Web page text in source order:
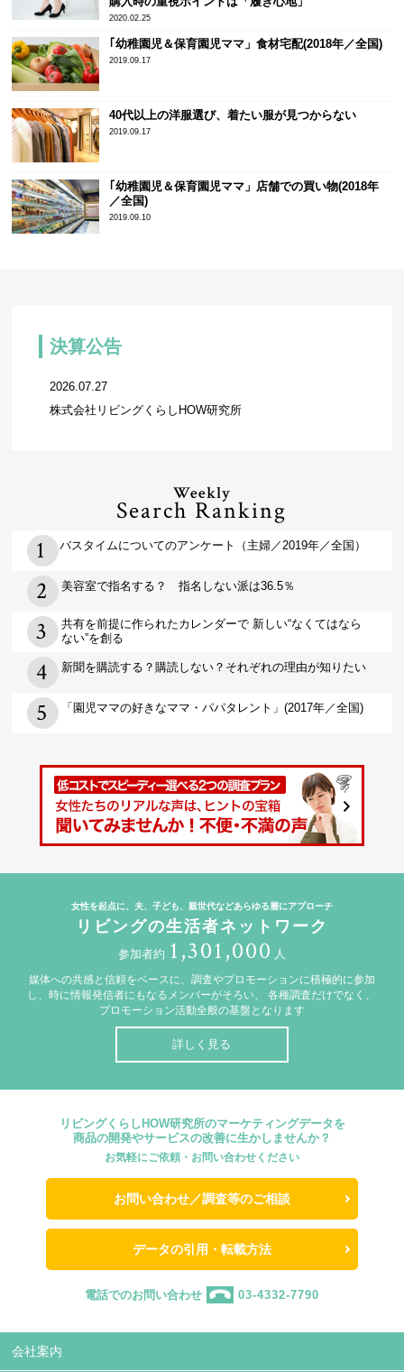
2020.02.25
｢幼稚園児＆保育園児ママ」食材宅配(2018年／全国)
2019.09.17
40代以上の洋服選び、着たい服が見つからない
2019.09.17
｢幼稚園児＆保育園児ママ」店舗での買い物(2018年
／全国)
2019.09.10
決算公告
2026.07.27
株式会社リビングくらしHOW研究所
Weekly
Search Ranking
バスタイムについてのアンケート（主婦／2019年／全国）
美容室で指名する？ 指名しない派は36.5％
共有を前提に作られたカレンダーで 新しい“なくてはなら
ない”を創る
新聞を購読する？購読しない？それぞれの理由が知りたい
「園児ママの好きなママ・パパタレント」(2017年／全国)
女性を起点に、夫、子ども、親世代などあらゆる層にアプローチ
リビングの生活者ネットワーク
参加者約 1,301,000 人
媒体への共感と信頼をベースに、調査やプロモーションに積極的に参加
し、時に情報発信者にもなるメンバーがそろい、
各種調査だけでなく、
プロモーション活動全般の基盤となります
詳しく見る
リビングくらしHOW研究所のマーケティングデータを
商品の開発やサービスの改善に生かしませんか？
お気軽にご依頼・お問い合わせください
お問い合わせ／調査等のご相談
データの引用・転載方法
電話でのお問い合わせ 03-4332-7790
会社案内